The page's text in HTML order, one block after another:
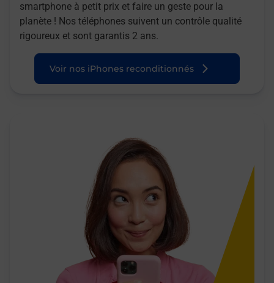
smartphone à petit prix et faire un geste pour la
planète ! Nos téléphones suivent un contrôle qualité
rigoureux et sont garantis 2 ans.
Voir nos iPhones reconditionnés